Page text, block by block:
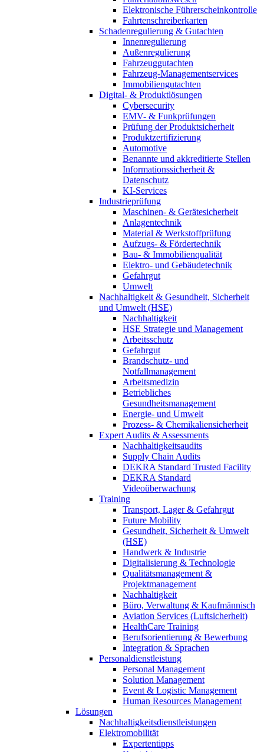
Elektronische Führerscheinkontrolle
Fahrtenschreiberkarten
Schadenregulierung & Gutachten
Innenregulierung
Außenregulierung
Fahrzeuggutachten
Fahrzeug-Managementservices
Immobiliengutachten
Digital- & Produktlösungen
Cybersecurity
EMV- & Funkprüfungen
Prüfung der Produktsicherheit
Produktzertifizierung
Automotive
Benannte und akkreditierte Stellen
Informationssicherheit &
Datenschutz
KI-Services
Industrieprüfung
Maschinen- & Gerätesicherheit
Anlagentechnik
Material & Werkstoffprüfung
Aufzugs- & Fördertechnik
Bau- & Immobilienqualität
Elektro- und Gebäudetechnik
Gefahrgut
Umwelt
Nachhaltigkeit & Gesundheit, Sicherheit
und Umwelt (HSE)
Nachhaltigkeit
HSE Strategie und Management
Arbeitsschutz
Gefahrgut
Brandschutz- und
Notfallmanagement
Arbeitsmedizin
Betriebliches
Gesundheitsmanagement
Energie- und Umwelt
Prozess- & Chemikaliensicherheit
Expert Audits & Assessments
Nachhaltigkeitsaudits
Supply Chain Audits
DEKRA Standard Trusted Facility
DEKRA Standard
Videoüberwachung
Training
Transport, Lager & Gefahrgut
Future Mobility
Gesundheit, Sicherheit & Umwelt
(HSE)
Handwerk & Industrie
Digitalisierung & Technologie
Qualitätsmanagement &
Projektmanagement
Nachhaltigkeit
Büro, Verwaltung & Kaufmännisch
Aviation Services (Luftsicherheit)
HealthCare Training
Berufsorientierung & Bewerbung
Integration & Sprachen
Personaldienstleistung
Personal Management
Solution Management
Event & Logistic Management
Human Resources Management
Lösungen
Nachhaltigkeitsdienstleistungen
Elektromobilität
Expertentipps